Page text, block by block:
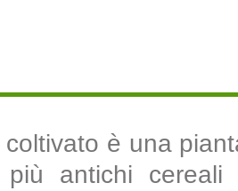
è una
antichi cereali